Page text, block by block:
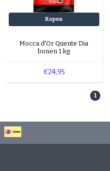
Kopen
Mocca d'Or Quente Dia
bonen 1 kg
€24,95
1